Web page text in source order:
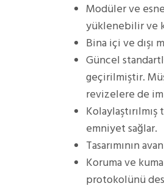
Modüler ve
yüklenebilir ve
Bina içi ve dışı
Güncel
geçirilmiştir.
revizelere de
emniyet sağlar.
Tasarımının
Koruma ve
protokolünü